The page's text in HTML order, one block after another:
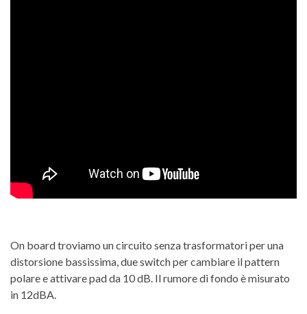
On board troviamo un circuito senza trasformatori per una
distorsione bassissima, due switch per cambiare il pattern
polare e attivare pad da 10 dB. Il rumore di fondo è misurato
in 12dBA.